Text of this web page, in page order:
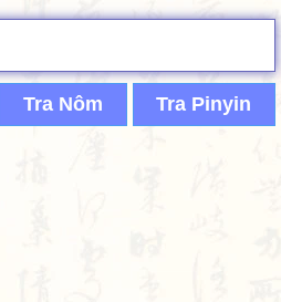
Tra Nôm Tra Pinyin